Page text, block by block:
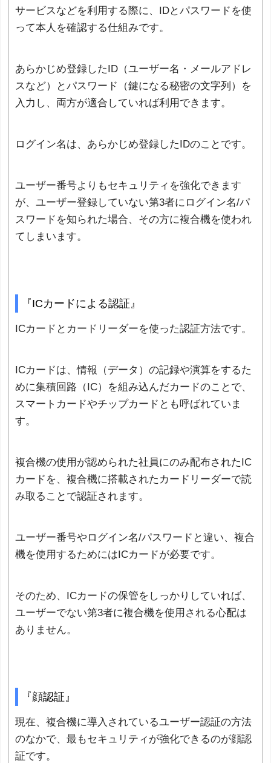
サービスなどを利用する際に、IDとパスワードを使
って本人を確認する仕組みです。
あらかじめ登録したID（ユーザー名・メールアドレ
スなど）とパスワード（鍵になる秘密の文字列）を
入力し、両方が適合していれば利用できます。
ログイン名は、あらかじめ登録したIDのことです。
ユーザー番号よりもセキュリティを強化できます
が、ユーザー登録していない第3者にログイン名/パ
スワードを知られた場合、その方に複合機を使われ
てしまいます。
『ICカードによる認証』
ICカードとカードリーダーを使った認証方法です。
ICカードは、情報（データ）の記録や演算をするた
めに集積回路（IC）を組み込んだカードのことで、
スマートカードやチップカードとも呼ばれていま
す。
複合機の使用が認められた社員にのみ配布されたIC
カードを、複合機に搭載されたカードリーダーで読
み取ることで認証されます。
ユーザー番号やログイン名/パスワードと違い、複合
機を使用するためにはICカードが必要です。
そのため、ICカードの保管をしっかりしていれば、
ユーザーでない第3者に複合機を使用される心配は
ありません。
『顔認証』
現在、複合機に導入されているユーザー認証の方法
のなかで、最もセキュリティが強化できるのが顔認
証です。